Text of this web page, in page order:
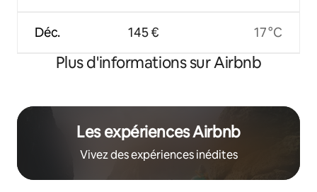
Déc. 145 € 17 °C
Plus d'informations sur Airbnb
Les expériences Airbnb
Vivez des expériences inédites